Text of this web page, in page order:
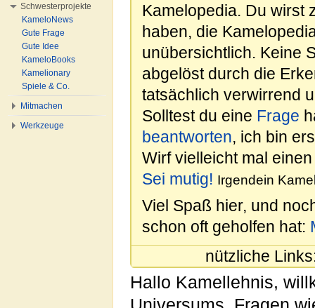
Kamelopedia. Du wirst
haben, die
unübersichtlich. Keine
abgelöst durch die
tatsächlich verwirrend
Solltest du eine Frage
beantworten, ich bin
Wirf vielleicht mal
Sei mutig! Irgendein
Viel Spaß hier, und
schon oft geholfen hat:
nützliche
Hallo Kamellehnis,
Schwesterprojekte
KameloNews
Gute Frage
Gute Idee
KameloBooks
Kamelionary
Spiele & Co.
Mitmachen
Werkzeuge